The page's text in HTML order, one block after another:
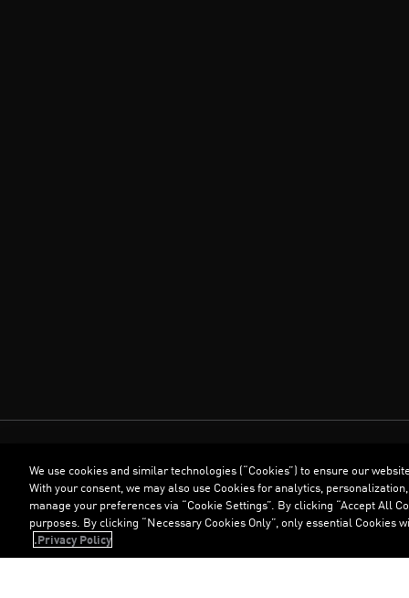
We use cookies and similar technologies (“Cookies”) to ensure our
With your consent, we may also use Cookies for analytics,
manage your preferences via “Cookie Settings”. By clicking “Accept All
purposes. By clicking “Necessary Cookies Only”, only essential Cookies
Privacy Policy.